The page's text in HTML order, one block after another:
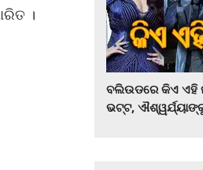
।
ବଲିଉଡରେ କିଏ ଏହି
ଭଟ୍ଟ,